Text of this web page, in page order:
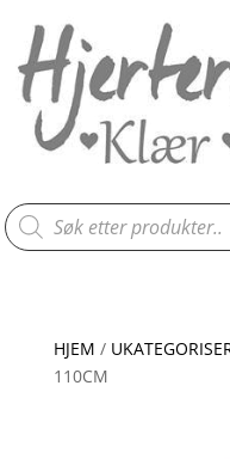
Products
search
HJEM /
110CM